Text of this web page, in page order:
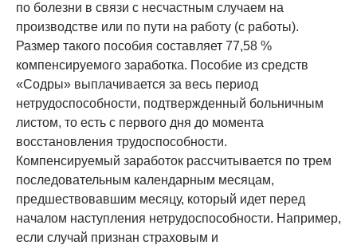
по болезни в связи с несчастным случаем на
производстве или по пути на работу (с работы).
Размер такого пособия составляет 77,58 %
компенсируемого заработка. Пособие из средств
«Содры» выплачивается за весь период
нетрудоспособности, подтвержденный больничным
листом, то есть с первого дня до момента
восстановления трудоспособности.
Компенсируемый заработок рассчитывается по трем
последовательным календарным месяцам,
предшествовавшим месяцу, который идет перед
началом наступления нетрудоспособности. Например,
если случай признан страховым и